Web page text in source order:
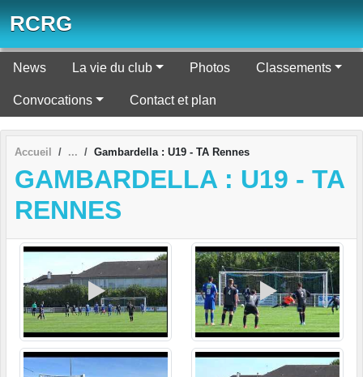
RCRG
News La vie du club Photos Classements
Convocations Contact et plan
Accueil Gambardella : U19 - TA Rennes
GAMBARDELLA : U19 - TA
RENNES